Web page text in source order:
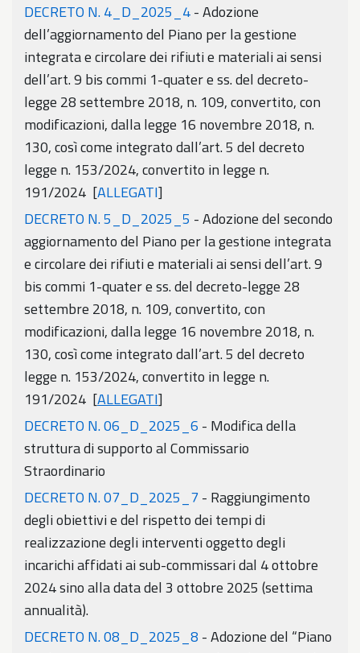
DECRETO N. 4_D_2025_4- Adozione
dell’aggiornamento del Piano per la gestione
integrata e circolare dei rifiuti e materiali ai sensi
dell’art. 9 bis commi 1-quater e ss. del decreto-
legge 28 settembre 2018, n. 109, convertito, con
modificazioni, dalla legge 16 novembre 2018, n.
130, così come integrato dall’art. 5 del decreto
legge n. 153/2024, convertito in legge n.
191/2024 [ALLEGATI]
DECRETO N. 5_D_2025_5 - Adozione del secondo
aggiornamento del Piano per la gestione integrata
e circolare dei rifiuti e materiali ai sensi dell’art. 9
bis commi 1-quater e ss. del decreto-legge 28
settembre 2018, n. 109, convertito, con
modificazioni, dalla legge 16 novembre 2018, n.
130, così come integrato dall’art. 5 del decreto
legge n. 153/2024, convertito in legge n.
191/2024 [ALLEGATI]
DECRETO N. 06_D_2025_6 - Modifica della
struttura di supporto al Commissario
Straordinario
DECRETO N. 07_D_2025_7- Raggiungimento
degli obiettivi e del rispetto dei tempi di
realizzazione degli interventi oggetto degli
incarichi affidati ai sub-commissari dal 4 ottobre
2024 sino alla data del 3 ottobre 2025 (settima
annualità).
DECRETO N. 08_D_2025_8 - Adozione del “Piano